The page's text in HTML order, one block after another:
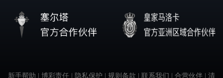
新手帮助 | 博彩责任 | 隐私保护 | 规则条款 | 联系我们 | 合营伙伴 | 清